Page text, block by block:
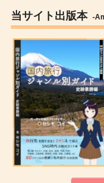
当サイト出版本 -